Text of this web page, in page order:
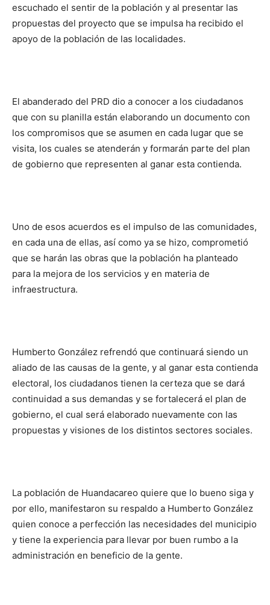
escuchado el sentir de la población y al presentar las
propuestas del proyecto que se impulsa ha recibido el
apoyo de la población de las localidades.
El abanderado del PRD dio a conocer a los ciudadanos
que con su planilla están elaborando un documento con
los compromisos que se asumen en cada lugar que se
visita, los cuales se atenderán y formarán parte del plan
de gobierno que representen al ganar esta contienda.
Uno de esos acuerdos es el impulso de las comunidades,
en cada una de ellas, así como ya se hizo, comprometió
que se harán las obras que la población ha planteado
para la mejora de los servicios y en materia de
infraestructura.
Humberto González refrendó que continuará siendo un
aliado de las causas de la gente, y al ganar esta contienda
electoral, los ciudadanos tienen la certeza que se dará
continuidad a sus demandas y se fortalecerá el plan de
gobierno, el cual será elaborado nuevamente con las
propuestas y visiones de los distintos sectores sociales.
La población de Huandacareo quiere que lo bueno siga y
por ello, manifestaron su respaldo a Humberto González
quien conoce a perfección las necesidades del municipio
y tiene la experiencia para llevar por buen rumbo a la
administración en beneficio de la gente.